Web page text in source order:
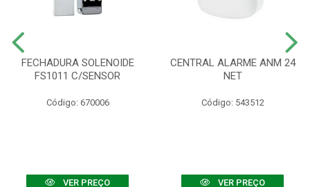
FECHADURA SOLENOIDE
FS1011 C/SENSOR
Código: 670006
VER PREÇO
CENTRAL ALARME ANM 24
NET
Código: 543512
VER PREÇO